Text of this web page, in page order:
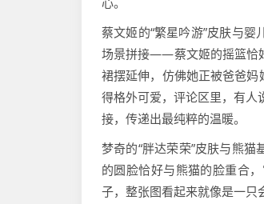
蔡文姬的“繁星吟游”皮肤与
场景拼接——蔡文姬的摇篮恰
裙摆延伸，仿佛她正被爸爸
得格外可爱，评论区里，有人
接，传递出最纯粹的温暖。
梦奇的“胖达荣荣”皮肤与熊
的圆脸恰好与熊猫的脸重合
子，整张图看起来就像是一只